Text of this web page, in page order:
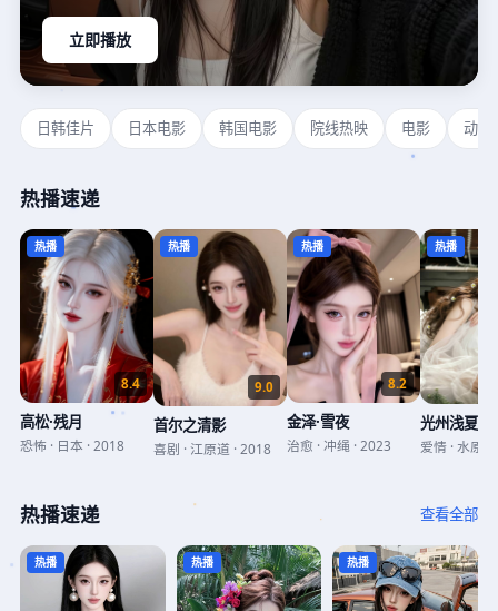
立即播放
日韩佳片 日本电影 韩国电影 院线热映 电影 动作
热播速递
热播
8.4
高松·残月
恐怖· 日本 ·2018
热播
9.0
首尔之清影
喜剧 ·江原道 ·2018
热播
8.2
金泽·雪夜
治愈 ·冲绳·2023
热播
光州浅夏录
爱情·水原
热播速递 查看全部
热播 热播 热播